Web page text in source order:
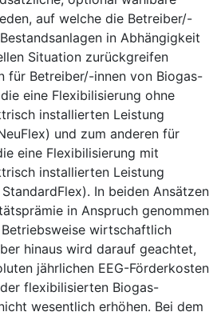
auf welche die Betreiber/-
in Abhängigkeit
Situation zurückgreifen
für Betreiber/-innen von Biogas-
eine Flexibilisierung ohne
installierten Leistung
und zum anderen für
eine Flexibilisierung mit
installierten Leistung
In beiden Ansätzen
in Anspruch genommen
wirtschaftlich
hinaus wird darauf geachtet,
jährlichen EEG-Förderkosten
flexibilisierten Biogas-
wesentlich erhöhen. Bei dem